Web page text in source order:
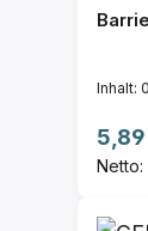
Inhalt:
Netto: